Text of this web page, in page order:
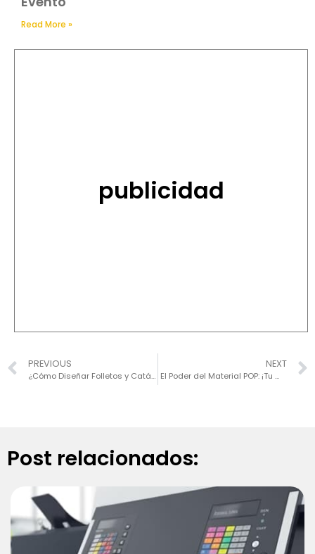
Read More »
publicidad
PREVIOUS
¿Cómo Diseñar Folletos y Catálogos que Impacten?
NEXT
El Poder del Material POP: ¡Tu mejor aliado para destacar tu marca!
Post relacionados: